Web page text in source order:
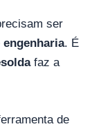
ser
. É
faz a
de